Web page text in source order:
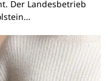
Der Landesbetrieb